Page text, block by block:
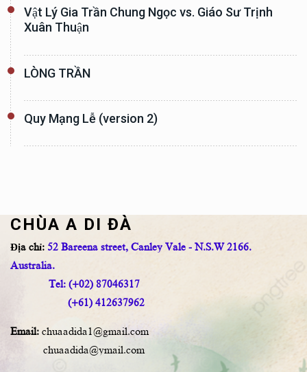
Vật Lý Gia Trần Chung Ngọc vs. Giáo Sư Trịnh
Xuân Thuận
LÒNG TRẦN
Quy Mạng Lễ (version 2)
CHÙA A DI ĐÀ
Địa chỉ: 52 Bareena street, Canley Vale - N.S.W 2166.
Australia.
Tel: (+02) 87046317
(+61) 412637962
Email: chuaadida1@gmail.com
chuaadida@ymail.com